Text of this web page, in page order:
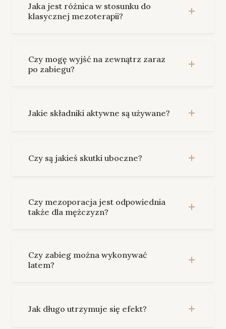
Jaka jest różnica w stosunku do
klasycznej mezoterapii?
Czy mogę wyjść na zewnątrz zaraz
po zabiegu?
Jakie składniki aktywne są używane?
Czy są jakieś skutki uboczne?
Czy mezoporacja jest odpowiednia
także dla mężczyzn?
Czy zabieg można wykonywać
latem?
Jak długo utrzymuje się efekt?